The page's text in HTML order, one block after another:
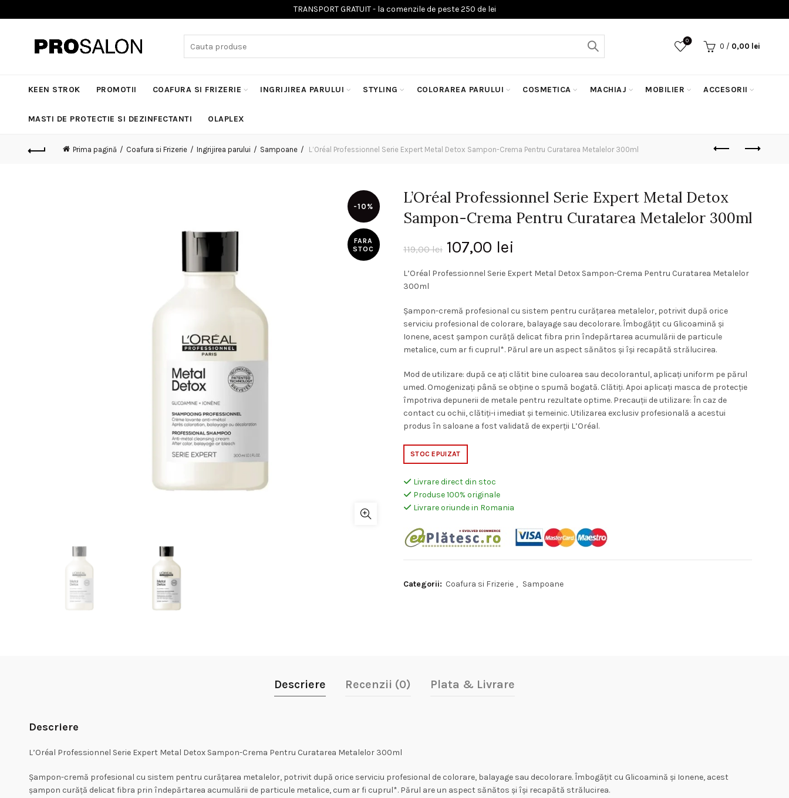
0
0 / 0,00 lei
KEEN STROK PROMOTII COAFURA SI FRIZERIE INGRIJIREA PARULUI STYLING COLORAREA PARULUI COSMETICA MACHIAJ MOBILIER ACCESORII
MASTI DE PROTECTIE SI DEZINFECTANTI OLAPLEX
Prima pagină Coafura si Frizerie Ingrijirea parului Sampoane L’Oréal Professionnel Serie Expert Metal Detox Sampon-Crema Pentru Curatarea Metalelor 300ml
-10%
FARA
STOC
L’Oréal Professionnel Serie Expert Metal Detox
Sampon-Crema Pentru Curatarea Metalelor 300ml
119,00lei Prețul
inițial
fost:
119,00 lei.
107,00 lei
curent
107,00 lei.
L’Oréal Professionnel Serie Expert Metal Detox Sampon-Crema Pentru Curatarea Metalelor
300ml
Șampon-cremă profesional cu sistem pentru curățarea metalelor, potrivit după orice
serviciu profesional de colorare, balayage sau decolorare. Îmbogățit cu Glicoamină și
Ionene, acest șampon curăță delicat fibra prin îndepărtarea acumulării de particule
metalice, cum ar fi cuprul*. Părul are un aspect sănătos și își recapătă strălucirea.
Mod de utilizare: după ce ați clătit bine culoarea sau decolorantul, aplicați uniform pe părul
umed. Omogenizați până se obține o spumă bogată. Clătiți. Apoi aplicați masca de protecție
împotriva depunerii de metale pentru rezultate optime. Precauții de utilizare: În caz de
contact cu ochii, clătiți-i imediat și temeinic. Utilizarea exclusiv profesională a acestui
produs în saloane a fost validată de experții L’Oréal.
STOC EPUIZAT
Livrare direct din stoc
Produse 100% originale
Livrare oriunde in Romania
Categorii: Coafura si Frizerie , Sampoane
Descriere Recenzii (0) Plata & Livrare
Descriere
L’Oréal Professionnel Serie Expert Metal Detox Sampon-Crema Pentru Curatarea Metalelor 300ml
Șampon-cremă profesional cu sistem pentru curățarea metalelor, potrivit după orice serviciu profesional de colorare, balayage sau decolorare. Îmbogățit cu Glicoamină și Ionene, acest
șampon curăță delicat fibra prin îndepărtarea acumulării de particule metalice, cum ar fi cuprul*. Părul are un aspect sănătos și își recapătă strălucirea.